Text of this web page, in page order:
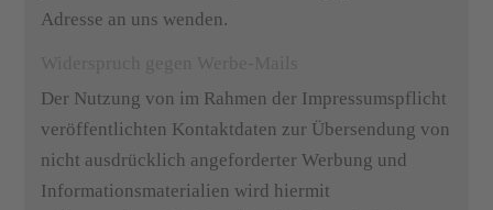
Adresse an uns wenden.
Der Nutzung von im Rahmen der Impressumspflicht
veröffentlichten Kontaktdaten zur Übersendung von
nicht ausdrücklich angeforderter Werbung und
Informationsmaterialien wird hiermit